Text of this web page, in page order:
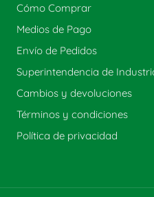
Cómo Comprar
Medios de Pago
Envío de Pedidos
Superintendencia de
Cambios y devoluciones
Términos y condiciones
Política de privacidad